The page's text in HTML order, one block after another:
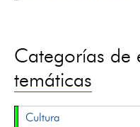
Categorías de
temáticas
Cultura